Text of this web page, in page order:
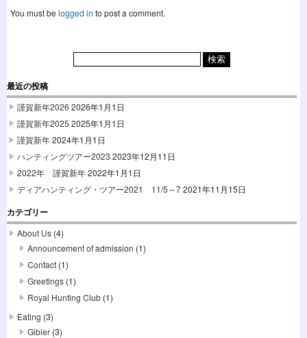
You must be logged in to post a comment.
最近の投稿
謹賀新年2026 2026年1月1日
謹賀新年2025 2025年1月1日
謹賀新年2024年1月1日
ハンティングツアー2023 2023年12月11日
2022年 謹賀新年2022年1月1日
ディアハンティング・ツアー2021 11/5～72021年11月15日
カテゴリー
About Us (4)
Announcement of admission (1)
Contact (1)
Greetings (1)
Royal Hunting Club (1)
Eating (3)
Gibier (3)